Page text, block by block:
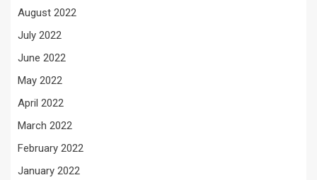
August 2022
July 2022
June 2022
May 2022
April 2022
March 2022
February 2022
January 2022